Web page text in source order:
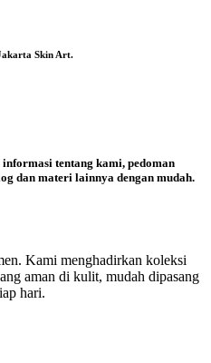
Skin Art.
tentang kami, pedoman
dan materi lainnya dengan mudah.
Kami menghadirkan koleksi
aman di kulit, mudah dipasang
hari.